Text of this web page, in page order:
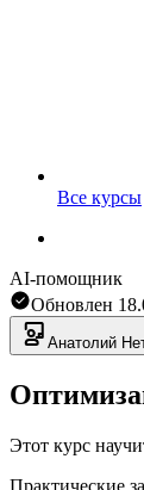
Все курсы
AI-помощник
Обновлен
Анатолий
Этот курс
Практические